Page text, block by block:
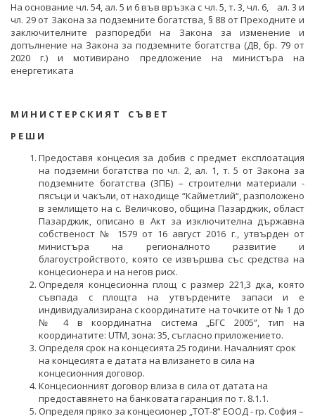
МЕТАЛНИ ПОЛЕЗНИ ИЗКОПАЕМИ
НЕМЕТАЛНИ ПОЛЕЗНИ ИЗКОПАЕМИ -
ИНДУСТРИАЛНИ МИНЕРАЛИ
ТВЪРДИ ГОРИВА
СТРОИТЕЛНИ МАТЕРИАЛИ
СКАЛНООБЛИЦОВЪЧНИ МАТЕРИАЛИ
МИННИ ОТПАДЪЦИ
ИНИЦИАТИВА НА ЕВРОПЕЙСКАТА КОМИСИЯ ЗА
СУРОВИНИТЕ
ИНИЦИАТИВА НА ЕВРОПЕЙСКАТА КОМИСИЯ ЗА
ВЪГЛЕРОДЕН ДИОКСИД В ГЕОЛОЖКИ ФОРМАЦИИ
СЪГЛАСУВАНИ ЦЯЛОСТНИ ПРОЕКТИ ЗА ДОБИВ
ПРОЕКТИ
ПРЕКРАТЕНИ ПРОЦЕДУРИ
НАЦИОНАЛЕН ПЛАН ЗА ИНВЕСТИЦИИ
На основание чл. 54, ал. 5 и 6 във връзка с чл. 5, т. 3, чл. 6, ал. 3 и
чл. 29 от Закона за подземните богатства, § 88 от Преходните и
заключителните разпоредби на Закона за изменение и
допълнение на Закона за подземните богатства (ДВ, бр. 79 от
2020 г.) и мотивирано предложение на министъра на
енергетиката
М И Н И С Т Е Р С К И Я Т С Ъ В Е Т
Р Е Ш И
Предоставя концесия за добив с предмет експлоатация
на подземни богатства по чл. 2, ал. 1, т. 5 от Закона за
подземните богатства (ЗПБ) – строителни материали -
пясъци и чакъли, от находище “Кайметлий“, разположено
в землището на с. Величково, община Пазарджик, област
Пазарджик, описано в Акт за изключителна държавна
собственост № 1579 от 16 август 2016 г., утвърден от
министъра на регионалното развитие и
благоустройството, която се извършва със средства на
концесионера и на негов риск.
Определя концесионна площ с размер 221,3 дка, която
съвпада с площта на утвърдените запаси и е
индивидуализирана с координатите на точките от № 1 до
№ 4 в координатна система „БГС 2005”, тип на
координатите: UTM, зона: 35, съгласно приложението.
Определя срок на концесията 25 години. Началният срок
на концесията е датата на влизането в сила на
концесионния договор.
Концесионният договор влиза в сила от датата на
предоставянето на банковата гаранция по т. 8.1.1.
Определя пряко за концесионер „ТОТ-8“ ЕООД - гр. София –